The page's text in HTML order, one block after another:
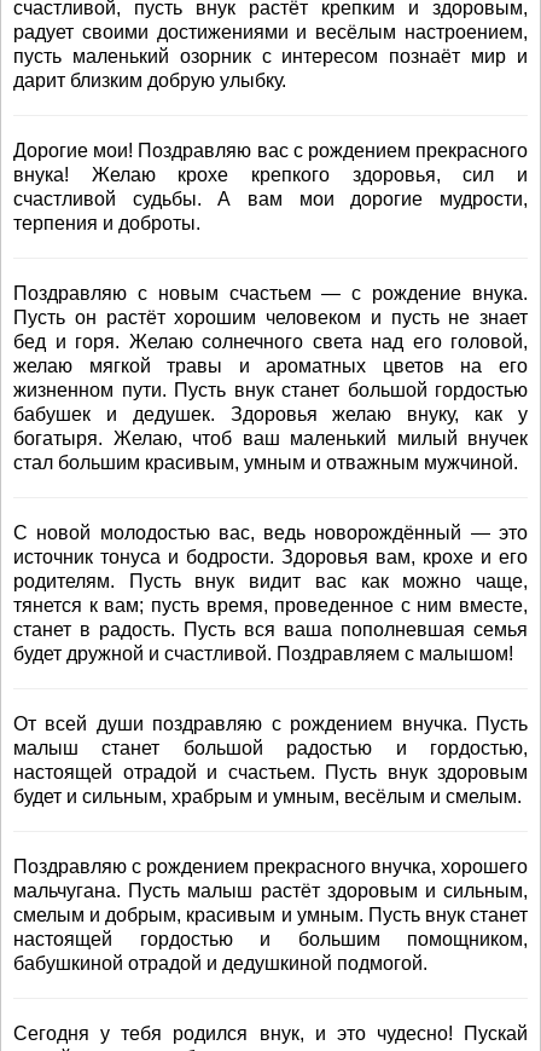
счастливой, пусть внук растёт крепким и здоровым,
радует своими достижениями и весёлым настроением,
пусть маленький озорник с интересом познаёт мир и
дарит близким добрую улыбку.
Дорогие мои! Поздравляю вас с рождением прекрасного
внука! Желаю крохе крепкого здоровья, сил и
счастливой судьбы. А вам мои дорогие мудрости,
терпения и доброты.
Поздравляю с новым счастьем — с рождение внука.
Пусть он растёт хорошим человеком и пусть не знает
бед и горя. Желаю солнечного света над его головой,
желаю мягкой травы и ароматных цветов на его
жизненном пути. Пусть внук станет большой гордостью
бабушек и дедушек. Здоровья желаю внуку, как у
богатыря. Желаю, чтоб ваш маленький милый внучек
стал большим красивым, умным и отважным мужчиной.
С новой молодостью вас, ведь новорождённый — это
источник тонуса и бодрости. Здоровья вам, крохе и его
родителям. Пусть внук видит вас как можно чаще,
тянется к вам; пусть время, проведенное с ним вместе,
станет в радость. Пусть вся ваша пополневшая семья
будет дружной и счастливой. Поздравляем с малышом!
От всей души поздравляю с рождением внучка. Пусть
малыш станет большой радостью и гордостью,
настоящей отрадой и счастьем. Пусть внук здоровым
будет и сильным, храбрым и умным, весёлым и смелым.
Поздравляю с рождением прекрасного внучка, хорошего
мальчугана. Пусть малыш растёт здоровым и сильным,
смелым и добрым, красивым и умным. Пусть внук станет
настоящей гордостью и большим помощником,
бабушкиной отрадой и дедушкиной подмогой.
Сегодня у тебя родился внук, и это чудесно! Пускай